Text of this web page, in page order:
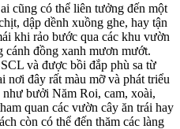
cũng có thể liên tưởng đến một
dập dềnh xuồng ghe, hay tận
khi rảo bước qua các khu vườn
cánh đồng xanh mươn mướt.
và được bồi đắp phù sa từ
nơi đây rất màu mỡ và phát triểu
bưởi Năm Roi, cam, xoài,
quan các vườn cây ăn trái hay
còn có thể đến thăm các làng